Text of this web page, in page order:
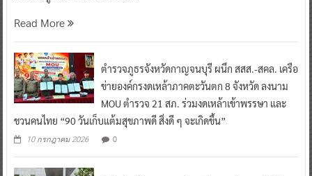
Read More
ตำรวจภูธรจังหวัดกาญจนบุรี ผนึก สสส.-สคล. เครือ
ข่ายองค์กรงดเหล้าภาคตะวันตก 8 จังหวัด ลงนาม
MOU ตำรวจ 21 สภ. ร่วมงดเหล้าเข้าพรรษา และ
ชวนคนไทย “90 วันเก็บแต้มสุขภาพดี สิ่งดี ๆ จะเกิดขึ้น”
10 กรกฎาคม 2026 0